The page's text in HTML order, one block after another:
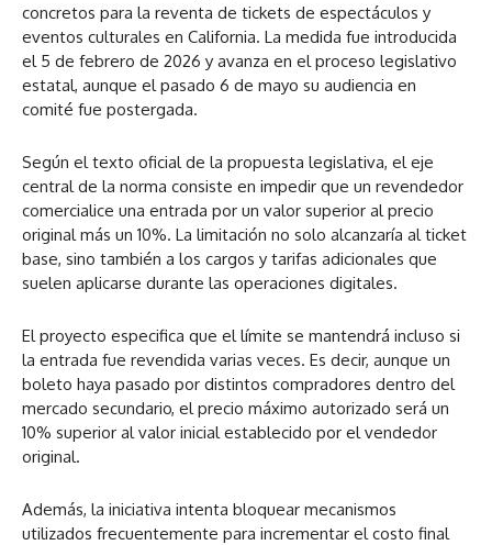
concretos para la reventa de tickets de espectáculos y
eventos culturales en California. La medida fue introducida
el 5 de febrero de 2026 y avanza en el proceso legislativo
estatal, aunque el pasado 6 de mayo su audiencia en
comité fue postergada.
Según el texto oficial de la propuesta legislativa, el eje
central de la norma consiste en impedir que un revendedor
comercialice una entrada por un valor superior al precio
original más un 10%. La limitación no solo alcanzaría al ticket
base, sino también a los cargos y tarifas adicionales que
suelen aplicarse durante las operaciones digitales.
El proyecto especifica que el límite se mantendrá incluso si
la entrada fue revendida varias veces. Es decir, aunque un
boleto haya pasado por distintos compradores dentro del
mercado secundario, el precio máximo autorizado será un
10% superior al valor inicial establecido por el vendedor
original.
Además, la iniciativa intenta bloquear mecanismos
utilizados frecuentemente para incrementar el costo final